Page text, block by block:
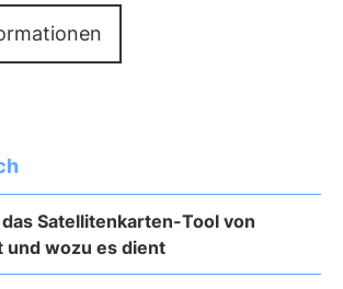
das Satellitenkarten-Tool von
und wozu es dient